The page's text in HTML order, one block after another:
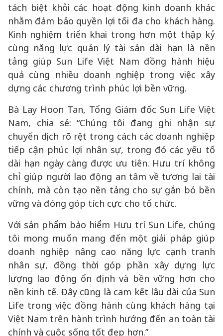
tách biệt khỏi các hoạt động kinh doanh khác
nhằm đảm bảo quyền lợi tối đa cho khách hàng.
Kinh nghiệm triển khai trong hơn một thập kỷ
cùng năng lực quản lý tài sản dài hạn là nền
tảng giúp Sun Life Việt Nam đồng hành hiệu
quả cùng nhiều doanh nghiệp trong việc xây
dựng các chương trình phúc lợi bền vững.
Bà Lay Hoon Tan, Tổng Giám đốc Sun Life Việt
Nam, chia sẻ: “Chúng tôi đang ghi nhận sự
chuyển dịch rõ rệt trong cách các doanh nghiệp
tiếp cận phúc lợi nhân sự, trong đó các yếu tố
dài hạn ngày càng được ưu tiên. Hưu trí không
chỉ giúp người lao động an tâm về tương lai tài
chính, mà còn tạo nền tảng cho sự gắn bó bền
vững và đóng góp tích cực cho tổ chức.
Với sản phẩm bảo hiểm Hưu trí Sun Life, chúng
tôi mong muốn mang đến một giải pháp giúp
doanh nghiệp nâng cao năng lực cạnh tranh
nhân sự, đồng thời góp phần xây dựng lực
lượng lao động ổn định và bền vững hơn cho
nền kinh tế. Đây cũng là cam kết lâu dài của Sun
Life trong việc đồng hành cùng khách hàng tại
Việt Nam trên hành trình hướng đến an toàn tài
chính và cuộc sống tốt đẹp hơn.”